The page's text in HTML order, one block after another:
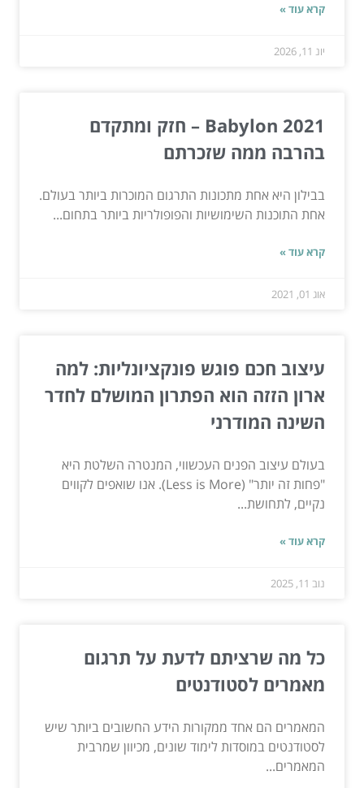
קרא עוד »
יונ 11, 2026
Babylon 2021 – חזק ומתקדם
בהרבה ממה שזכרתם
בבילון היא אחת מתכונות התרגום המוכרות ביותר בעולם.
אחת התוכנות השימושיות והפופולריות ביותר בתחום...
קרא עוד »
אוג 01, 2021
עיצוב חכם פוגש פונקציונליות: למה
ארון הזזה הוא הפתרון המושלם לחדר
השינה המודרני
בעולם עיצוב הפנים העכשווי, המנטרה השלטת היא
"פחות זה יותר" (Less is More). אנו שואפים לקווים
נקיים, לתחושת...
קרא עוד »
נוב 11, 2025
כל מה שרציתם לדעת על תרגום
מאמרים לסטודנטים
המאמרים הם אחד ממקורות הידע החשובים ביותר שיש
לסטודנטים במוסדות לימוד שונים, מכיוון שמרבית
המאמרים...